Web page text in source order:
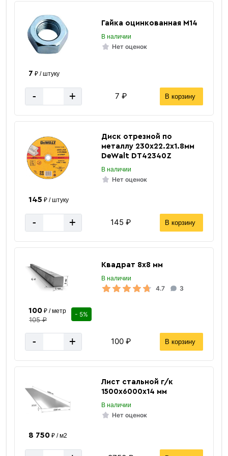
Гайка оцинкованная М14
В наличии
Нет оценок
7 ₽ / штуку
- + 7 ₽ В корзину
Диск отрезной по
металлу 230х22.2х1.8мм
DeWalt DT42340Z
В наличии
Нет оценок
145 ₽ / штуку
- + 145 ₽ В корзину
Квадрат 8х8 мм
В наличии
4.7 3
100₽ / метр
105 ₽
- 5%
- + 100 ₽ В корзину
Лист стальной г/к
1500х6000х14 мм
В наличии
Нет оценок
8 750₽ / м2
«Быстрый заказ»
Наименование
Материал оцинкованная сталь
Производитель